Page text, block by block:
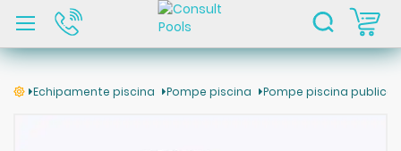
Echipamente piscina Pompe piscina Pompe piscina publica